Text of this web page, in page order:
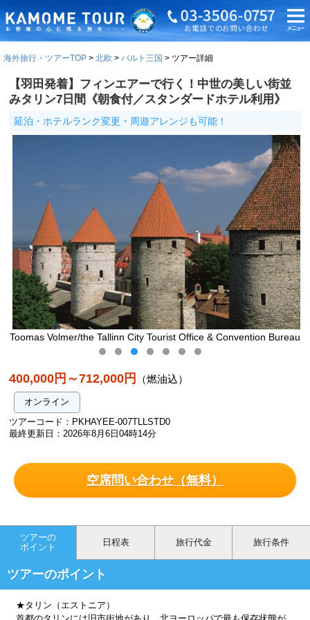
海外旅行・ツアーTOP 北欧 バルト三国 ツアー詳細
【羽田発着】フィンエアーで行く！中世の美しい街並
みタリン7日間《朝食付／スタンダードホテル利用》
延泊・ホテルランク変更・周遊アレンジも可能！
Tourist Office & Convention Bureau 旧市街入口・ヴィル門/Tallinn
400,000円～712,000円 （燃油込）
オンライン
ツアーコード：PKHAYEE-007TLLSTD0
最終更新日：2026年8月6日04時14分
空席問い合わせ（無料）
ツアーの
ポイント
日程表 旅行代金 旅行条件
ツアーのポイント
★タリン（エストニア）